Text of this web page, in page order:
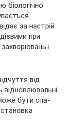
біологічно
за настрій
при
і
від
бути спа-